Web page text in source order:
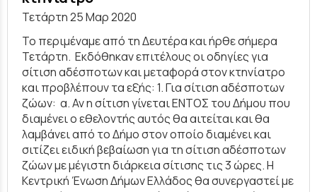
Τετάρτη 25 Μαρ 2020
Το περιμέναμε από τη Δευτέρα και ήρθε σήμερα
Τετάρτη. Εκδόθηκαν επιτέλους οι οδηγίες για
σίτιση αδέσποτων και μεταφορά στον κτηνίατρο
και προβλέπουν τα εξής: 1. Για σίτιση αδέσποτων
ζώων: α. Αν η σίτιση γίνεται ΕΝΤΟΣ του Δήμου που
διαμένει ο εθελοντής αυτός θα αιτείται και θα
λαμβάνει από το Δήμο στον οποίο διαμένει και
σιτίζει ειδική βεβαίωση για τη σίτιση αδέσποτων
ζώων με μέγιστη διάρκεια σίτισης τις 3 ώρες. Η
Κεντρική Ένωση Δήμων Ελλάδος θα συνεργαστεί με